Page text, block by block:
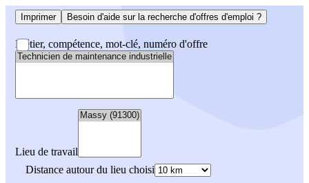
Imprimer Besoin d'aide sur la recherche d'offres d'emploi ?
Métier, compétence, mot-clé, numéro d'offre
Lieu de travail
Distance autour du lieu choisi